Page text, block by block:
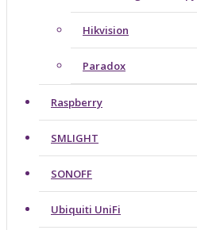
Hikvision
Paradox
Raspberry
SMLIGHT
SONOFF
Ubiquiti UniFi